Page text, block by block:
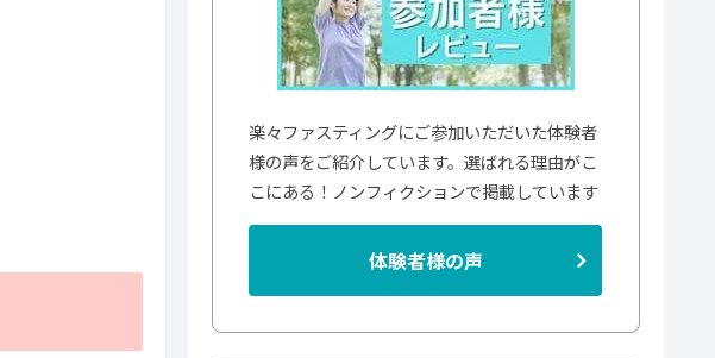
楽々ファスティングにご参加いただいた体験者
様の声をご紹介しています。選ばれる理由がこ
こにある！ノンフィクションで掲載しています
体験者様の声